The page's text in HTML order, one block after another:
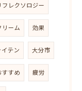
フレクソロジー
リーム 効果
イテン 大分市
すすめ 疲労